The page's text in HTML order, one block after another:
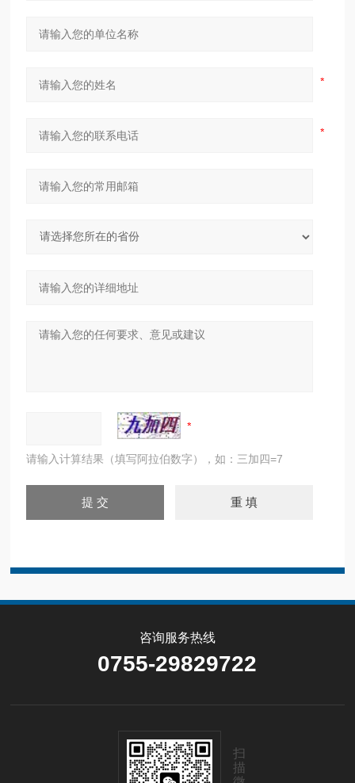
请输入计算结果（填写阿拉伯数字），如：三加四=7
咨询服务热线
0755-29829722
扫
描